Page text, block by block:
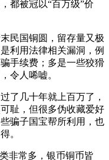
都被冠以“百万级”价
民国铜圆，留存量又极
利用法律相关漏洞，例
手续费；多是一些狡猾
令人唏嘘。
几十年就上百万了，
耻，但很多伪收藏爱好
骗子国宝帮所利用，也
。
非常多，银币铜币皆